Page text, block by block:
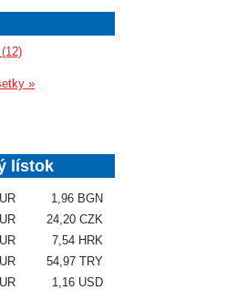
»
lístok
1,96 BGN
24,20 CZK
7,54 HRK
54,97 TRY
1,16 USD